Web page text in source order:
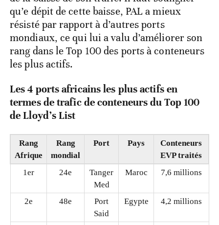
qu’e dépit de cette baisse, PAL a mieux
résisté par rapport à d’autres ports
mondiaux, ce qui lui a valu d’améliorer son
rang dans le Top 100 des ports à conteneurs
les plus actifs.
Les 4 ports africains les plus actifs en
termes de trafic de conteneurs du Top 100
de Lloyd’s List
Rang
Afrique
Rang
mondial
Port Pays
Conteneurs
EVP traités
1er
24e
Tanger
Med
Maroc 7,6 millions
2e 48e
Port
Said
Egypte 4,2 millions